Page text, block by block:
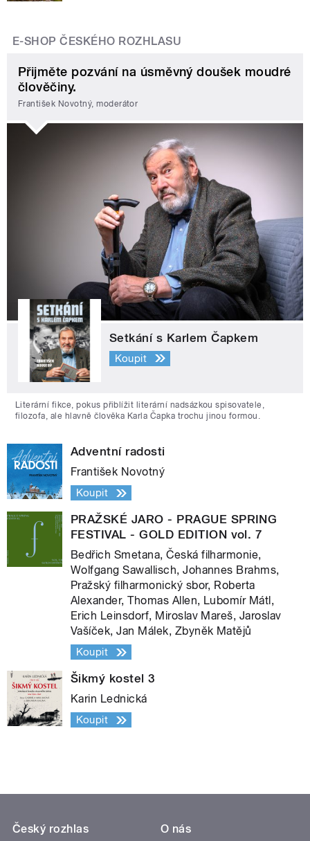
E-SHOP ČESKÉHO ROZHLASU
Přijměte pozvání na úsměvný doušek moudré
člověčiny.
František Novotný, moderátor
Setkání s Karlem Čapkem
Koupit
Literární fikce, pokus přiblížit literární nadsázkou spisovatele,
filozofa, ale hlavně člověka Karla Čapka trochu jinou formou.
Adventní radosti
František Novotný
Koupit
PRAŽSKÉ JARO - PRAGUE SPRING
FESTIVAL - GOLD EDITION vol. 7
Bedřich Smetana, Česká filharmonie,
Wolfgang Sawallisch, Johannes Brahms,
Pražský filharmonický sbor, Roberta
Alexander, Thomas Allen, Lubomír Mátl,
Erich Leinsdorf, Miroslav Mareš, Jaroslav
Vašíček, Jan Málek, Zbyněk Matějů
Koupit
Šikmý kostel 3
Karin Lednická
Koupit
Český rozhlas
O nás